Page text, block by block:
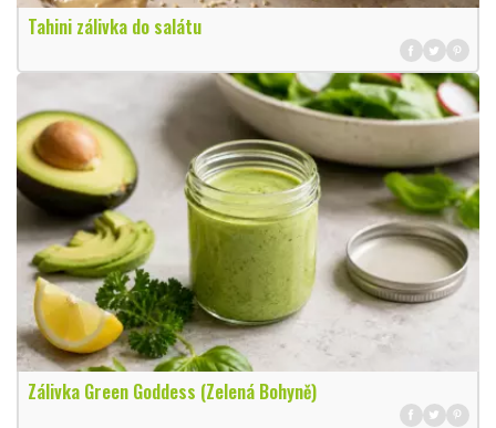
Tahini zálivka do salátu
Zálivka Green Goddess (Zelená Bohyně)